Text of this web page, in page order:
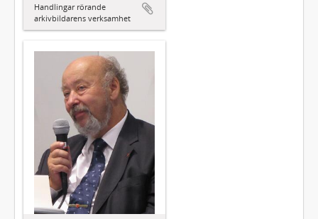
Handlingar rörande
arkivbildarens verksamhet